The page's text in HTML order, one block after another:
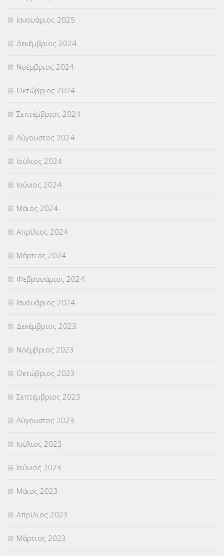
Ιανουάριος 2025
Δεκέμβριος 2024
Νοέμβριος 2024
Οκτώβριος 2024
Σεπτέμβριος 2024
Αύγουστος 2024
Ιούλιος 2024
Ιούνιος 2024
Μάιος 2024
Απρίλιος 2024
Μάρτιος 2024
Φεβρουάριος 2024
Ιανουάριος 2024
Δεκέμβριος 2023
Νοέμβριος 2023
Οκτώβριος 2023
Σεπτέμβριος 2023
Αύγουστος 2023
Ιούλιος 2023
Ιούνιος 2023
Μάιος 2023
Απρίλιος 2023
Μάρτιος 2023